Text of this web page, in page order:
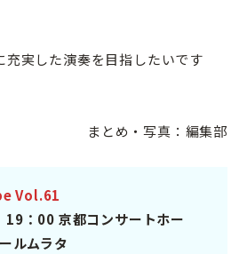
充実した演奏を目指したいです
まとめ・写真：編集部
Vol.61
：00 京都コンサートホー
ルムラタ